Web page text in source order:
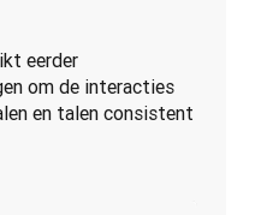
eerder
om de interacties
en talen consistent